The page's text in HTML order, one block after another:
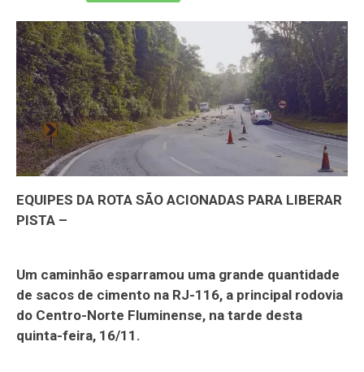
EQUIPES DA ROTA SÃO ACIONADAS PARA LIBERAR
PISTA –
Um caminhão esparramou uma grande quantidade
de sacos de cimento na RJ-116, a principal rodovia
do Centro-Norte Fluminense, na tarde desta
quinta-feira, 16/11.